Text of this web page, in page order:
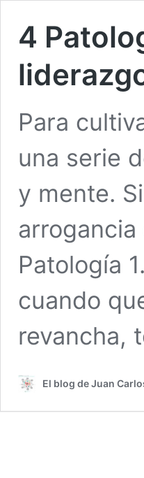
4
Para
una serie
y mente.
Patología
cuando
revancha,
El blog de Juan